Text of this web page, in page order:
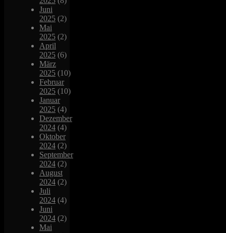
Juni
2025 (2)
Mai
2025 (2)
April
2025 (6)
März
2025 (10)
Februar
2025 (10)
Januar
2025 (4)
Dezember
2024 (4)
Oktober
2024 (2)
September
2024 (2)
August
2024 (2)
Juli
2024 (4)
Juni
2024 (2)
Mai